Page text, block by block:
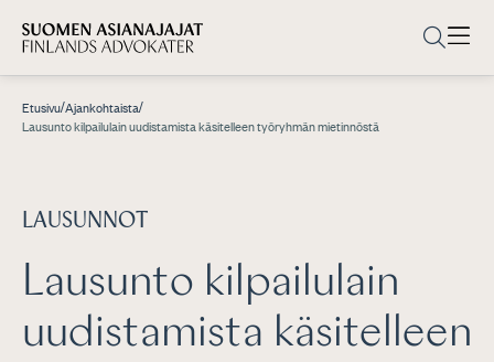
Etusivu/Ajankohtaista/
Lausunto kilpailulain uudistamista käsitelleen työryhmän mietinnöstä
LAUSUNNOT
Lausunto kilpailulain
uudistamista käsitelleen